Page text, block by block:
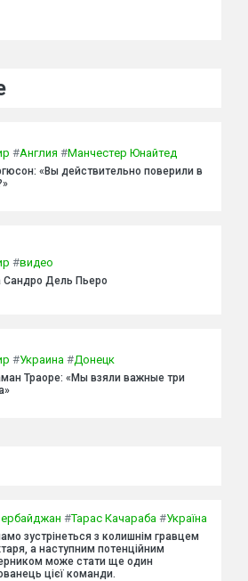
#Англия #Манчестер Юнайтед
«Вы действительно поверили в
#видео
Сандро Дель Пьеро
#Украина #Донецк
Траоре: «Мы взяли важные три
#Тарас Качараба #Україна
зустрінеться з колишнім гравцем
а наступним потенційним
може стати ще один
цієї команди.